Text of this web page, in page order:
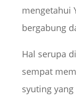
mengetahui
bergabung
Hal serupa
sempat
syuting